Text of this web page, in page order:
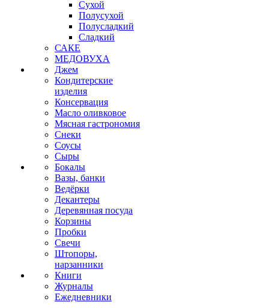
Сухой
Полусухой
Полусладкий
Сладкий
САКЕ
МЕДОВУХА
Джем
Кондитерские
изделия
Консервация
Масло оливковое
Мясная гастрономия
Снеки
Соусы
Сыры
Бокалы
Вазы, банки
Ведёрки
Декантеры
Деревянная посуда
Корзины
Пробки
Свечи
Штопоры,
нарзанники
Книги
Журналы
Ежедневники